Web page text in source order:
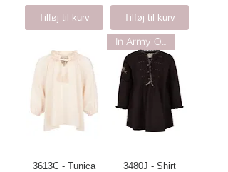
Tilføj til kurv Tilføj til kurv
3613C - Tunica
3480J - Shirt